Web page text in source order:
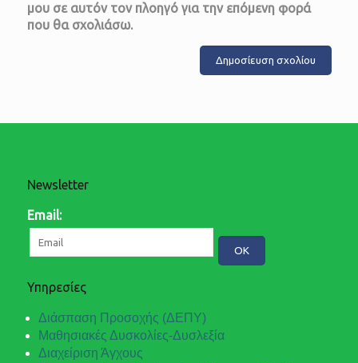
μου σε αυτόν τον πλοηγό για την επόμενη φορά
που θα σχολιάσω.
Newsletter
Email:
Υπηρεσίες
Διάσπαση Προσοχής (ΔΕΠΥ)
Μαθησιακές Δυσκολίες-Δυσλεξία
Διαχείριση Άγχους